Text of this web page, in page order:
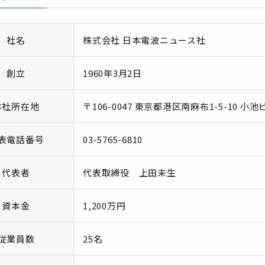
社名 株式会社 日本電波ニュース社
創立 1960年3月2日
所在地 〒106-0047 東京都港区南麻布1-5-10 小池
電話番号 03-5765-6810
代表者 代表取締役 上田未生
資本金 1,200万円
業員数 25名